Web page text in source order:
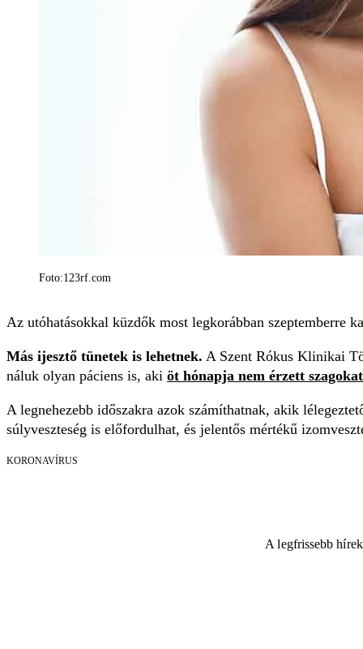
Foto:123rf.com
Az utóhatásokkal küzdők most legkorábban szeptemberre
Más ijesztő tünetek is lehetnek. A Szent Rókus Klinikai
náluk olyan páciens is, aki öt hónapja nem érzett
A legnehezebb időszakra azok számíthatnak, akik
súlyveszteség is előfordulhat, és jelentős mértékű
KORONAVÍRUS
A legfrissebb